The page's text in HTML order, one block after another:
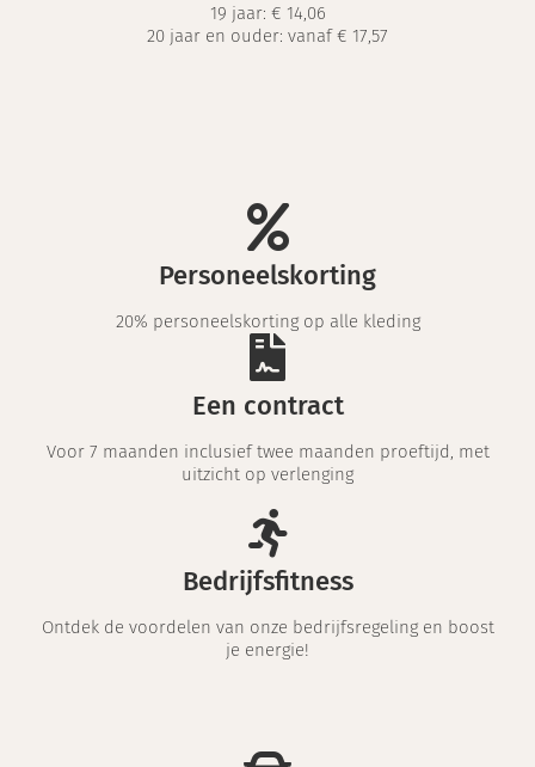
19 jaar: € 14,06
20 jaar en ouder: vanaf € 17,57
Personeelskorting
20% personeelskorting op alle kleding
Een contract
Voor 7 maanden inclusief twee maanden proeftijd, met
uitzicht op verlenging
Bedrijfsfitness
Ontdek de voordelen van onze bedrijfsregeling en boost
je energie!